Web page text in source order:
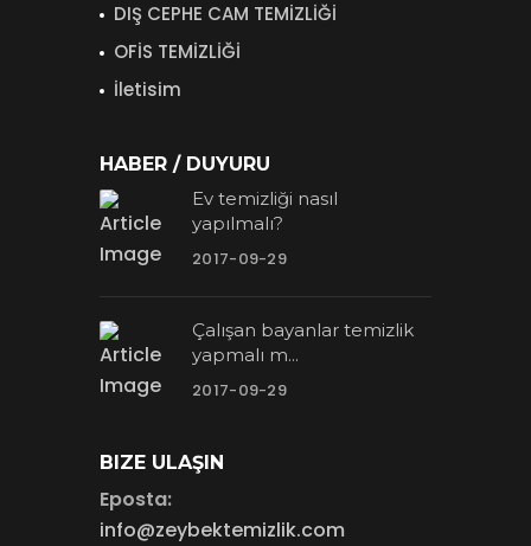
DIŞ CEPHE CAM TEMİZLİĞİ
OFİS TEMİZLİĞİ
İletisim
HABER / DUYURU
Ev temizliği nasıl
yapılmalı?
2017-09-29
Çalışan bayanlar temizlik
yapmalı m...
2017-09-29
BIZE ULAŞIN
Eposta:
info@zeybektemizlik.com